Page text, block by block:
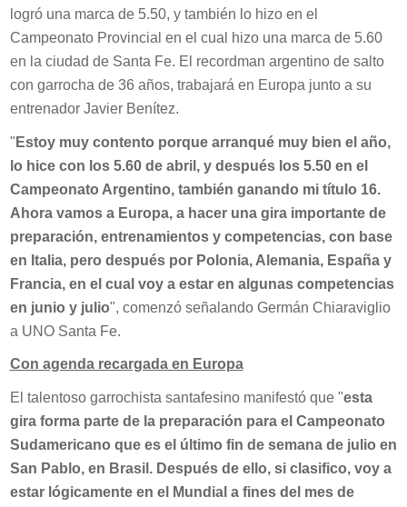
logró una marca de 5.50, y también lo hizo en el
Campeonato Provincial en el cual hizo una marca de 5.60
en la ciudad de Santa Fe. El recordman argentino de salto
con garrocha de 36 años, trabajará en Europa junto a su
entrenador Javier Benítez.
" Estoy muy contento porque arranqué muy bien el año,
lo hice con los 5.60 de abril, y después los 5.50 en el
Campeonato Argentino, también ganando mi título 16.
Ahora vamos a Europa, a hacer una gira importante de
preparación, entrenamientos y competencias, con base
en Italia, pero después por Polonia, Alemania, España y
Francia, en el cual voy a estar en algunas competencias
en junio y julio", comenzó señalando Germán Chiaraviglio
a UNO Santa Fe.
Con agenda recargada en Europa
El talentoso garrochista santafesino manifestó que "esta
gira forma parte de la preparación para el Campeonato
Sudamericano que es el último fin de semana de julio en
San Pablo, en Brasil. Después de ello, si clasifico, voy a
estar lógicamente en el Mundial a fines del mes de